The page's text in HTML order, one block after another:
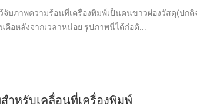
จับภาพความร้อนที่เครื่องพิมพ์เป็นคนขาวผ่องวัสดุ(ปก
คือหลังจากเวลาหน่อย รูปภาพนี่ได้ก่อตั...
ำหรับเคลื่อนที่เครื่องพิมพ์